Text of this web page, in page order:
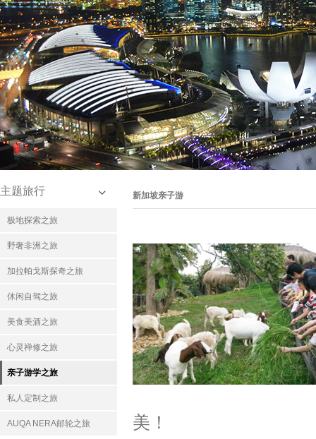
主题旅行
极地探索之旅
野奢非洲之旅
加拉帕戈斯探奇之旅
休闲自驾之旅
美食美酒之旅
心灵禅修之旅
亲子游学之旅
私人定制之旅
AUQA NERA邮轮之旅
新加坡亲子游
美！